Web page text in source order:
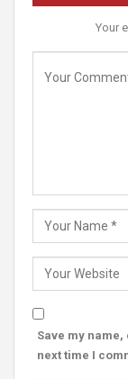
Your
Save my
next time I